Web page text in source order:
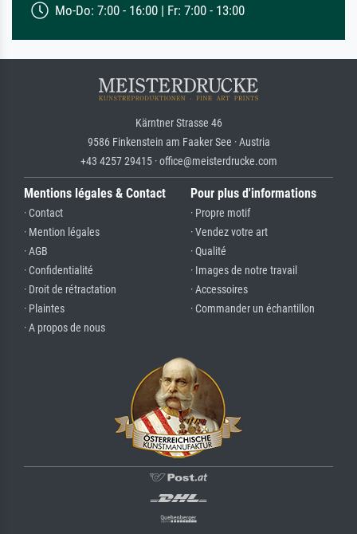
Mo-Do: 7:00 - 16:00 | Fr: 7:00 - 13:00
Kärntner Strasse 46
9586 Finkenstein am Faaker See · Austria
+43 4257 29415 · office@meisterdrucke.com
Mentions légales & Contact
· Contact
· Mention légales
· AGB
· Confidentialité
· Droit de rétractation
· Plaintes
· A propos de nous
Pour plus d'informations
· Propre motif
· Vendez votre art
· Qualité
· Images de notre travail
· Accessoires
· Commander un échantillon